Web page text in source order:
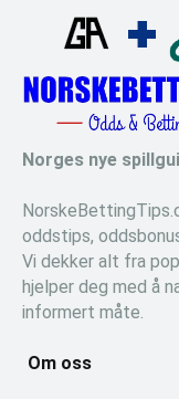
Norges nye
oddstips,
Vi dekker alt fra
hjelper deg med å
informert måte.
Om oss